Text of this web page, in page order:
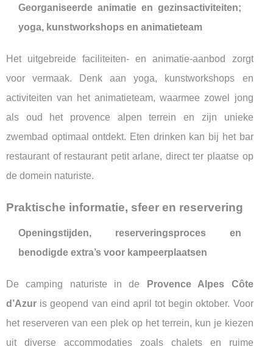
Georganiseerde animatie en gezinsactiviteiten;
yoga, kunstworkshops en animatieteam
Het uitgebreide faciliteiten- en animatie-aanbod zorgt
voor vermaak. Denk aan yoga, kunstworkshops en
activiteiten van het animatieteam, waarmee zowel jong
als oud het provence alpen terrein en zijn unieke
zwembad optimaal ontdekt. Eten drinken kan bij het bar
restaurant of restaurant petit arlane, direct ter plaatse op
de domein naturiste.
Praktische informatie, sfeer en reservering
Openingstijden, reserveringsproces en
benodigde extra’s voor kampeerplaatsen
De camping naturiste in de
Provence Alpes Côte
d’Azur is geopend van eind april tot begin oktober. Voor
het reserveren van een plek op het terrein, kun je kiezen
uit diverse accommodaties zoals chalets en ruime